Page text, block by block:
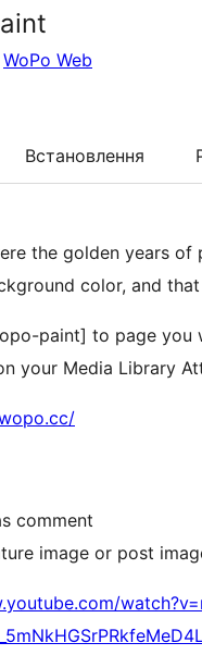
WoPo Web
Встановлення
the golden years
color, and
paint] to page you
your Media Library
comment
image or post